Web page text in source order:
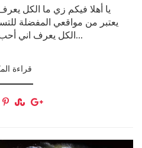
يا أهلا فيكم زي ما الكل
الكل يعرف اني أحب اشارككم مشت...
قراءة